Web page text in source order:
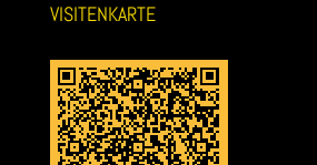
VISITENKARTE